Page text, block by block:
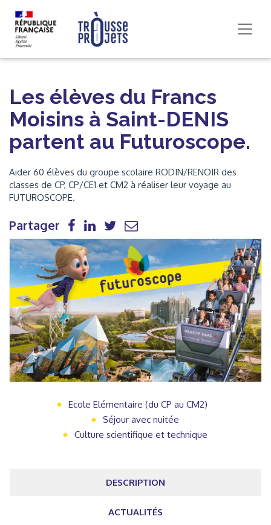
Les élèves du Francs
Moisins à Saint-DENIS
partent au Futuroscope.
Aider 60 élèves du groupe scolaire RODIN/RENOIR des
classes de CP, CP/CE1 et CM2 à réaliser leur voyage au
FUTUROSCOPE.
Partager
Ecole Elémentaire (du CP au CM2)
Séjour avec nuitée
Culture scientifique et technique
DESCRIPTION
ACTUALITÉS